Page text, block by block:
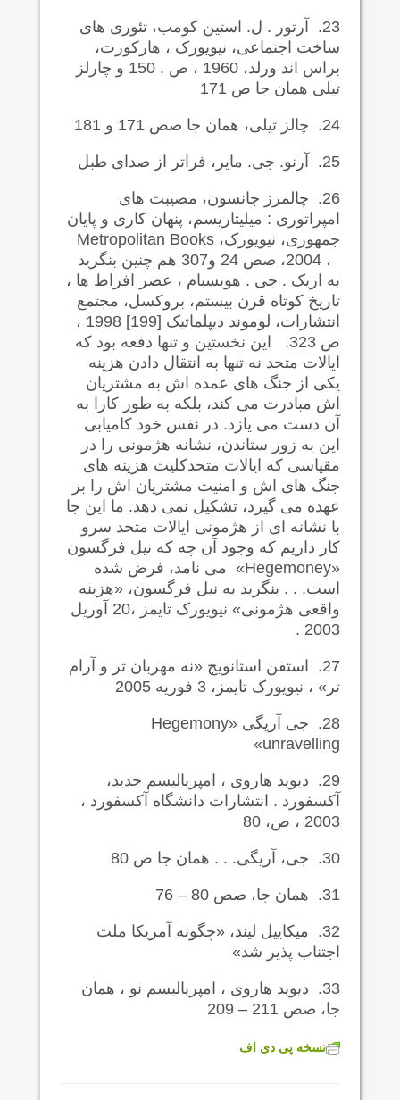
23.
آرتور . ل. استین کومب، تئوری های
ساخت اجتماعی، نیویورک ، هارکورت،
براس اند ورلد، 1960 ، ص . 150 و چارلز
تیلی همان جا ص 171
24. چالز تیلی، همان جا صص 171 و 181
25. آرنو. جی. مایر، فراتر از صدای طبل
26.
چالمرز جانسون، مصیبت های
امپراتوری : میلیتاریسم، پنهان کاری و پایان
جمهوری، نیویورک،Metropolitan Books
، 2004، صص 24 و307 هم چنین بنگرید
به اریک . جی . هوبسبام ، عصر افراط ها ،
تاریخ کوتاه قرن بیستم، بروکسل، مجتمع
انتشارات، لوموند دیپلماتیک [199] 1998 ،
ص 323. این نخستین و تنها دفعه بود که
ایالات متحد نه تنها به انتقال دادن هزینه
یکی از جنگ های عمده اش به مشتریان
اش مبادرت می کند، بلکه به طور کارا به
آن دست می یازد. در نفس خود کامیابی
این به زور ستاندن، نشانه هژمونی را در
مقیاسی که ایالات متحدکلیت هزینه های
جنگ های اش و امنیت مشتریان اش را بر
عهده می گیرد، تشکیل نمی دهد. ما این جا
با نشانه ای از هژمونی ایالات متحد سرو
کار داریم که وجود آن چه که نیل فرگسون
Hegemoney»» می نامد، فرض شده
است. . . بنگرید به نیل فرگسون، «هزینه
واقعی هژمونی» نیویورک تایمز ،20 آوریل
2003 .
27.
استفن استانویچ «نه مهربان تر و آرام
تر» ، نیویورک تایمز، 3 فوریه 2005
28. جی آریگی «Hegemony
unravelling
»
29.
دیوید هاروی ، امپریالیسم جدید،
آکسفورد . انتشارات دانشگاه آکسفورد ،
2003 ، ص، 80
30. جی، آریگی. . . همان جا ص 80
31. همان جا، صص 80 – 76
32.
میکاییل لیند، «چگونه آمریکا ملت
اجتناب پذیر شد»
33.
دیوید هاروی ، امپریالیسم نو ، همان
جا، صص 211 – 209
نسخه پی دی اف